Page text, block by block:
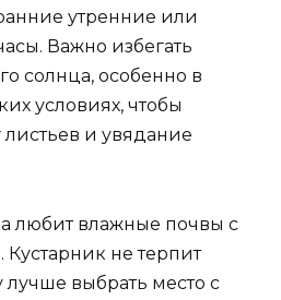
утренние или
Важно избегать
солнца, особенно в
условиях, чтобы
листьев и увядание
любит влажные почвы с
не терпит
лучше выбрать место с